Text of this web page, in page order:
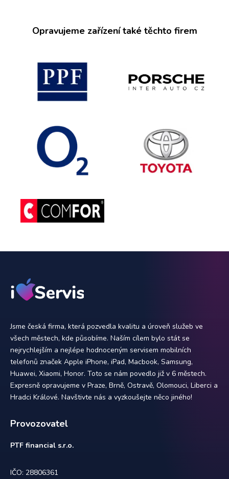
Opravujeme zařízení také těchto firem
Jsme česká firma, která pozvedla kvalitu a úroveň služeb ve
všech městech, kde působíme. Naším cílem bylo stát se
nejrychlejším a nejlépe hodnoceným servisem mobilních
telefonů značek Apple iPhone, iPad, Macbook, Samsung,
Huawei, Xiaomi, Honor. Toto se nám povedlo již v 6 městech.
Expresně opravujeme v Praze, Brně, Ostravě, Olomouci, Liberci a
Hradci Králové. Navštivte nás a vyzkoušejte něco jiného!
Provozovatel
PTF financial s.r.o.
IČO: 28806361